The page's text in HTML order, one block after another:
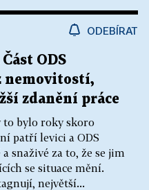
ODEBÍRAT
ODS
nemovitostí,
zdanění práce
to bylo roky skoro
patří levici a ODS
snaživé za to, že se jim
se situace mění.
největší...